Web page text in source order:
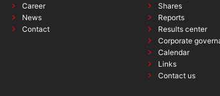
Career
News
Contact
Shares
Reports
Results center
Corporate
Calendar
Links
Contact us